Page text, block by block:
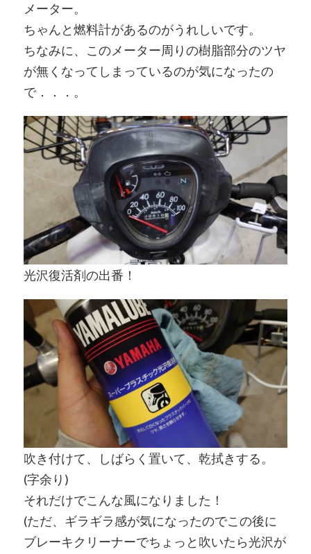
メーター。
ちゃんと燃料計があるのがうれしいです。
ちなみに、このメーター周りの樹脂部分のツヤ
が無くなってしまっているのが気になったの
で．．．。
光沢復活剤の出番！
吹き付けて、しばらく置いて、乾拭きする。
(字余り)
それだけでこんな風になりました！
(ただ、ギラギラ感が気になったのでこの後に
ブレーキクリーナーでちょっと吹いたら光沢が